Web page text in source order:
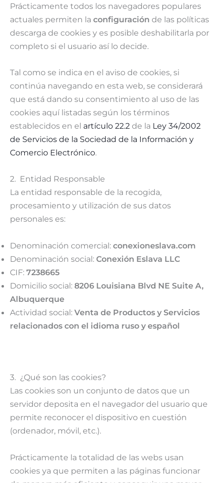
Prácticamente todos los navegadores populares
actuales permiten la configuración de las políticas
descarga de cookies y es posible deshabilitarla por
completo si el usuario así lo decide.
Tal como se indica en el aviso de cookies, si
continúa navegando en esta web, se considerará
que está dando su consentimiento al uso de las
cookies aquí listadas según los términos
establecidos en el artículo 22.2 de la Ley 34/2002
de Servicios de la Sociedad de la Información y
Comercio Electrónico.
2. Entidad Responsable
La entidad responsable de la recogida,
procesamiento y utilización de sus datos
personales es:
Denominación comercial: conexioneslava.com
Denominación social: Conexión Eslava LLC
CIF: 7238665
Domicilio social: 8206 Louisiana Blvd NE Suite A,
Albuquerque
Actividad social: Venta de Productos y Servicios
relacionados con el idioma ruso y español
3. ¿Qué son las cookies?
Las cookies son un conjunto de datos que un
servidor deposita en el navegador del usuario que
permite reconocer el dispositivo en cuestión
(ordenador, móvil, etc.).
Prácticamente la totalidad de las webs usan
cookies ya que permiten a las páginas funcionar